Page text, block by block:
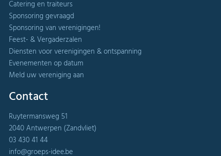
Catering en traiteurs
Sponsoring gevraagd
Sponsoring van verenigingen!
Feest- & Vergaderzalen
Diensten voor verenigingen & ontspanning
Evenementen op datum
Meld uw vereniging aan
Contact
Ruytermansweg 51
2040 Antwerpen (Zandvliet)
03 430 41 44
info@groeps-idee.be